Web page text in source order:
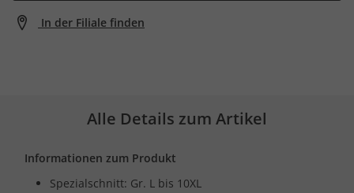
In der Filiale finden
Alle Details zum Artikel
Informationen zum Produkt
Spezialschnitt: Gr. L bis 10XL